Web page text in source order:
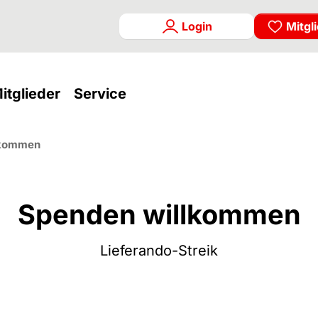
Login
(current)
Service(current)
Spenden willkommen
Lieferando-Streik